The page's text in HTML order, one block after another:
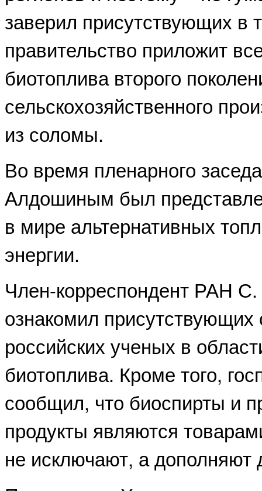
заверил присутствующих в
правительство приложит
биотоплива второго
сельскохозяйственного
из соломы.
Во время пленарного
Алдошиным был
в мире альтернативных
энергии.
Член-корреспондент РАН
ознакомил присутствующих
российских ученых в
биотоплива. Кроме того,
сообщил, что биоспирты и
продукты являются
не исключают, а дополняют